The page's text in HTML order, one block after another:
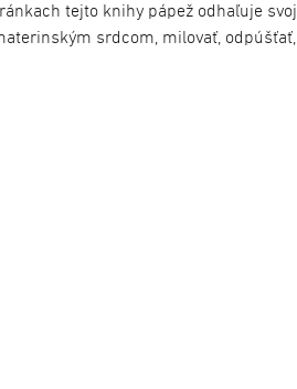
tejto knihy pápež odhaľuje
srdcom, milovať,
ani svoj postoj k žene vo
v jeho živote. Napriek svojej